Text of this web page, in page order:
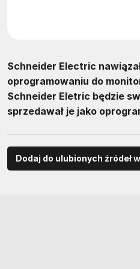
Schneider Electric
oprogramowaniu do
Schneider Eletric będzie
sprzedawał je jako
Dodaj do ulubionych źródeł